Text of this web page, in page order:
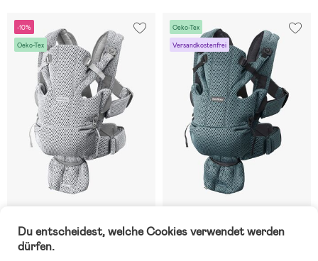
-10%
Oeko-Tex
Auf Lager
(20)
BabyBjörn Move Babytrage 3D
Oeko-Tex
Versandkostenfrei
6 VERFÜGBAR
Du entscheidest, welche Cookies verwendet werden
dürfen.